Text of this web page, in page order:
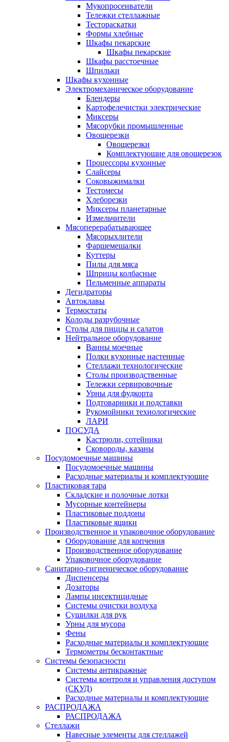
Мукопросеиватели
Тележки стеллажные
Тестораскатки
Формы хлебные
Шкафы пекарские
Шкафы пекарские
Шкафы расстоечные
Шпильки
Шкафы кухонные
Электромеханическое оборудование
Блендеры
Картофелечистки электрические
Миксеры
Мясорубки промышленные
Овощерезки
Овощерезки
Комплектующие для овощерезок
Процессоры кухонные
Слайсеры
Соковыжималки
Тестомесы
Хлеборезки
Миксеры планетарные
Измельчители
Мясоперерабатывающее
Мясорыхлители
Фаршемешалки
Куттеры
Пилы для мяса
Шприцы колбасные
Пельменные аппараты
Дегидраторы
Автоклавы
Термостаты
Колоды разрубочные
Столы для пиццы и салатов
Нейтральное оборудование
Ванны моечные
Полки кухонные настенные
Стеллажи технологические
Столы производственные
Тележки сервировочные
Урны для фудкорта
Подтоварники и подставки
Рукомойники технологические
ЛАРИ
ПОСУДА
Кастрюли, сотейники
Сковороды, казаны
Посудомоечные машины
Посудомоечные машины
Расходные материалы и комплектующие
Пластиковая тара
Складские и полочные лотки
Мусорные контейнеры
Пластиковые поддоны
Пластиковые ящики
Производственное и упаковочное оборудование
Оборудование для копчения
Производственное оборудование
Упаковочное оборудование
Санитарно-гигиеническое оборудование
Диспенсеры
Дозаторы
Лампы инсектицидные
Системы очистки воздуха
Сушилки для рук
Урны для мусора
Фены
Расходные материалы и комплектующие
Термометры бесконтактные
Системы безопасности
Системы антикражные
Системы контроля и управления доступом
(СКУД)
Расходные материалы и комплектующие
РАСПРОДАЖА
РАСПРОДАЖА
Стеллажи
Навесные элементы для стеллажей